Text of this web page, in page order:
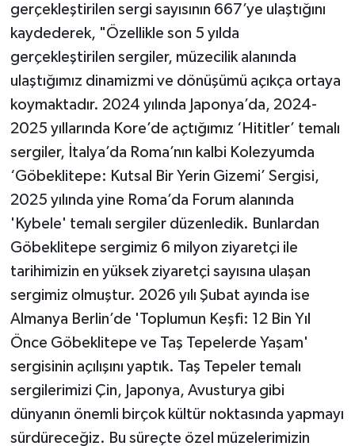
gerçekleştirilen sergi sayısının 667’ye ulaştığını
kaydederek, "Özellikle son 5 yılda
gerçekleştirilen sergiler, müzecilik alanında
ulaştığımız dinamizmi ve dönüşümü açıkça ortaya
koymaktadır. 2024 yılında Japonya’da, 2024-
2025 yıllarında Kore’de açtığımız ‘Hititler’ temalı
sergiler, İtalya’da Roma’nın kalbi Kolezyumda
‘Göbeklitepe: Kutsal Bir Yerin Gizemi’ Sergisi,
2025 yılında yine Roma’da Forum alanında
'Kybele' temalı sergiler düzenledik. Bunlardan
Göbeklitepe sergimiz 6 milyon ziyaretçi ile
tarihimizin en yüksek ziyaretçi sayısına ulaşan
sergimiz olmuştur. 2026 yılı Şubat ayında ise
Almanya Berlin’de 'Toplumun Keşfi: 12 Bin Yıl
Önce Göbeklitepe ve Taş Tepelerde Yaşam'
sergisinin açılışını yaptık. Taş Tepeler temalı
sergilerimizi Çin, Japonya, Avusturya gibi
dünyanın önemli birçok kültür noktasında yapmayı
sürdüreceğiz. Bu süreçte özel müzelerimizin